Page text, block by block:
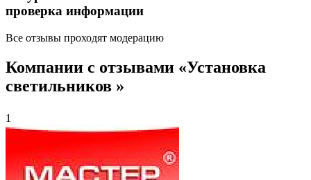
проверка информации
Все отзывы проходят модерацию
Компании с отзывами «Установка
светильников »
1